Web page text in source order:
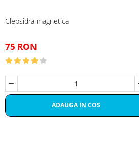
Clepsidra magnetica
75 RON
ADAUGA IN COS